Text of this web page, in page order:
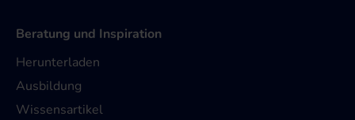
Beratung und Inspiration
Herunterladen
Ausbildung
Wissensartikel